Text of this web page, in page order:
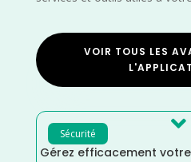
VOIR TOUS LES
Sécurité 
Gérez efficacement